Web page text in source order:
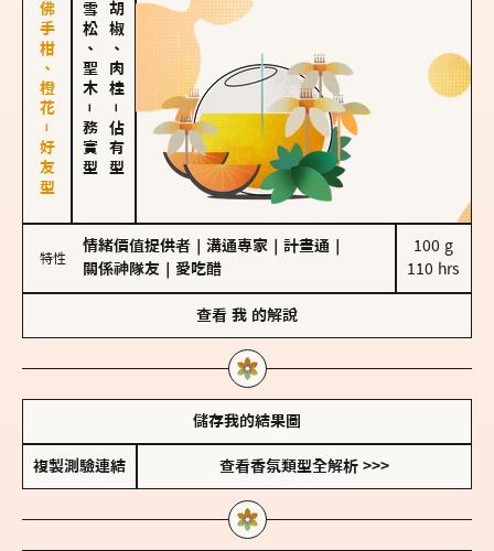
佛手柑、橙花－好友型 雪松、聖木
－
務實型
胡椒、肉桂
－
佔有型
特性
情緒價值提供者 溝通專家 計畫通
關係神隊友
愛吃醋
100 g
110 hrs
查看 我 的解說
儲存我的結果圖
複製測驗連結 查看香氛類型全解析 >>>